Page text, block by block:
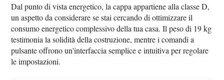
Dal punto di vista energetico, la cappa appartiene alla classe D,
un aspetto da considerare se stai cercando di ottimizzare il
consumo energetico complessivo della tua casa. Il peso di 19 kg
testimonia la solidità della costruzione, mentre i comandi a
pulsante offrono un'interfaccia semplice e intuitiva per regolare
le impostazioni.